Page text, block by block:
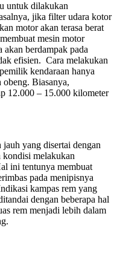
untuk dilakukan
jika filter udara kotor
motor akan terasa berat
mesin motor
berdampak pada
efisien. Cara melakukan
kendaraan hanya
Biasanya,
12.000 – 15.000 kilometer
yang disertai dengan
kondisi melakukan
ini tentunya membuat
pada menipisnya
kampas rem yang
dengan beberapa hal
rem menjadi lebih dalam